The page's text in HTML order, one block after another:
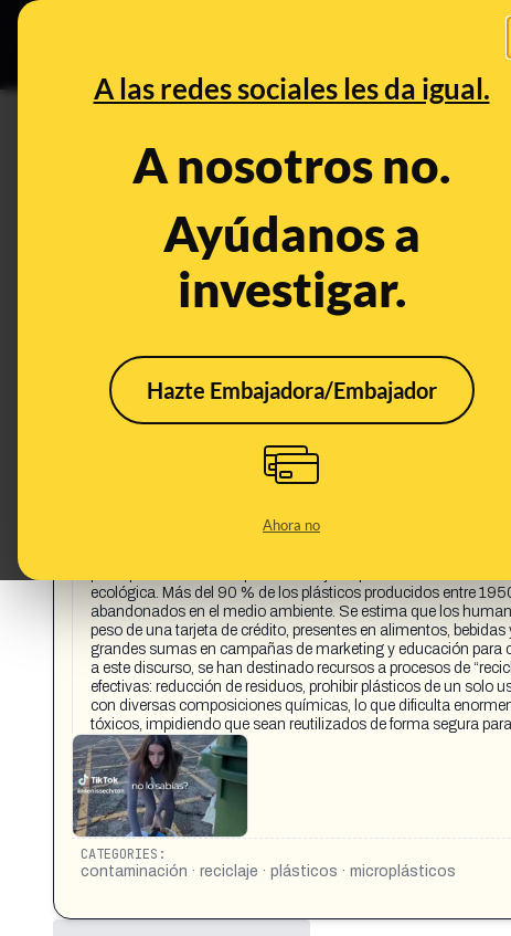
A las redes sociales les da igual.
A nosotros no.
Ayúdanos a
investigar.
Hazte Embajadora/Embajador
Ahora no
¿Más del 90 % de los
impactando en la salud de
ecosistemas?
This content has NOT yet been
OPEN CASE
What's being said:
«Más del 90 % de los plásticos producidos
salud de los humanos y los animales,
This content has not
https://share.google/L0A1HqEn3F8Vurs6U Desde los años
petroquímicas sabían que el reciclaje de plásticos no era
ecológica. Más del 90 % de los plásticos producidos entre
abandonados en el medio ambiente. Se estima que los
peso de una tarjeta de crédito, presentes en alimentos,
grandes sumas en campañas de marketing y educación
a este discurso, se han destinado recursos a procesos de
efectivas: reducción de residuos, prohibir plásticos de un solo
con diversas composiciones químicas, lo que dificulta
tóxicos, impidiendo que sean reutilizados de forma segura
CATEGORIES:
contaminación · reciclaje · plásticos · microplásticos